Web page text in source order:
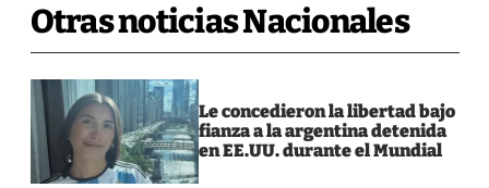
Otras noticias Nacionales
Le concedieron la libertad bajo
fianza a la argentina detenida
en EE.UU. durante el Mundial